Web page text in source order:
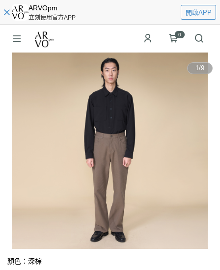
ARVOpm
立刻使用官方APP
開啟APP
0
1/9
顏色：深棕